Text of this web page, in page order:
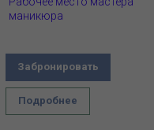
маникюра
Забронировать
Подробнее